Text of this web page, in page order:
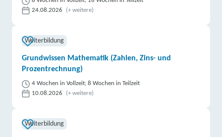
24.08.2026
(+ weitere)
Weiterbildung
Grundwissen Mathematik (Zahlen, Zins- und
Prozentrechnung)
4 Wochen in Vollzeit; 8 Wochen in Teilzeit
10.08.2026
(+ weitere)
Weiterbildung